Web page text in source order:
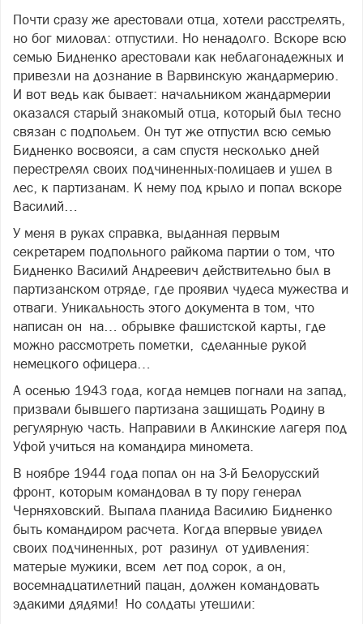
Почти сразу же арестовали отца, хотели расстрелять,
но бог миловал: отпустили. Но ненадолго. Вскоре всю
семью Бидненко арестовали как неблагонадежных и
привезли на дознание в Варвинскую жандармерию.
И вот ведь как бывает: начальником жандармерии
оказался старый знакомый отца, который был тесно
связан с подпольем. Он тут же отпустил всю семью
Бидненко восвояси, а сам спустя несколько дней
перестрелял своих подчиненных-полицаев и ушел в
лес, к партизанам. К нему под крыло и попал вскоре
Василий…
У меня в руках справка, выданная первым
секретарем подпольного райкома партии о том, что
Бидненко Василий Андреевич действительно был в
партизанском отряде, где проявил чудеса мужества и
отваги. Уникальность этого документа в том, что
написан он на… обрывке фашистской карты, где
можно рассмотреть пометки, сделанные рукой
немецкого офицера…
А осенью 1943 года, когда немцев погнали на запад,
призвали бывшего партизана защищать Родину в
регулярную часть. Направили в Алкинские лагеря под
Уфой учиться на командира миномета.
В ноябре 1944 года попал он на 3-й Белорусский
фронт, которым командовал в ту пору генерал
Черняховский. Выпала планида Василию Бидненко
быть командиром расчета. Когда впервые увидел
своих подчиненных, рот разинул от удивления:
матерые мужики, всем лет под сорок, а он,
восемнадцатилетний пацан, должен командовать
эдакими дядями! Но солдаты утешили: